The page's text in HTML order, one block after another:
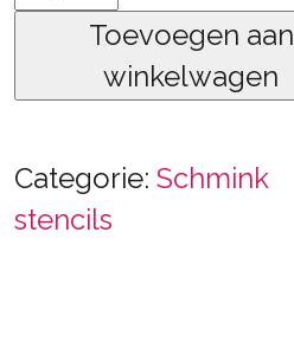
aantalToevoegen aan
winkelwagen
Categorie:Schmink
stencils